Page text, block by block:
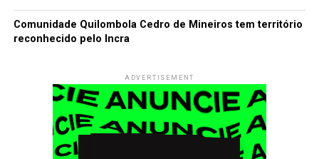
Comunidade Quilombola Cedro de Mineiros tem território
reconhecido pelo Incra
ADVERTISEMENT